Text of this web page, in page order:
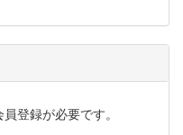
登録が必要です。